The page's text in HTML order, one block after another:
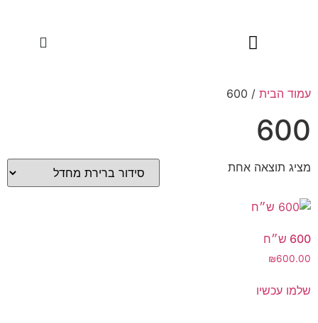
עמוד הבית / 600
600
מציג תוצאה אחת
600 ש״ח
₪600.00
שלמו עכשיו